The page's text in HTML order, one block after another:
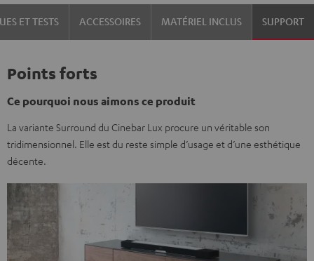
ET TESTS ACCESSOIRES MATÉRIEL INCLUS SUPPORT
Points forts
Ce pourquoi nous aimons ce produit
La variante Surround du Cinebar Lux procure un véritable son
tridimensionnel. Elle est du reste simple d’usage et d’une esthétique
décente.